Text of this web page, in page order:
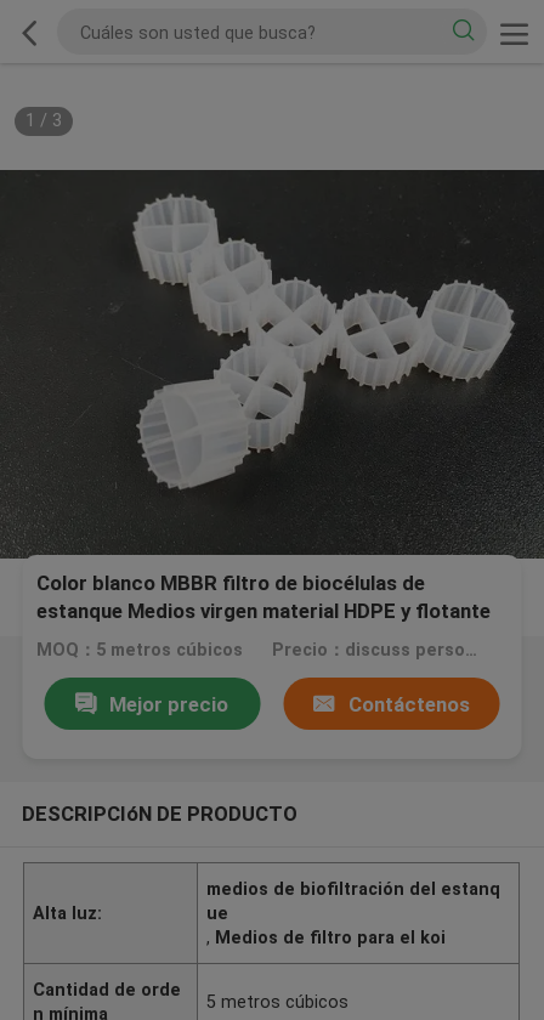
1 / 3
Color blanco MBBR filtro de biocélulas de
estanque Medios virgen material HDPE y flotante
para RAS
MOQ：5 metros cúbicos Precio：discuss personally
Mejor precio Contáctenos
DESCRIPCIóN DE PRODUCTO
Alta luz:
medios de biofiltración del estanq
ue
, Medios de filtro para el koi
Cantidad de orde
n mínima
5 metros cúbicos